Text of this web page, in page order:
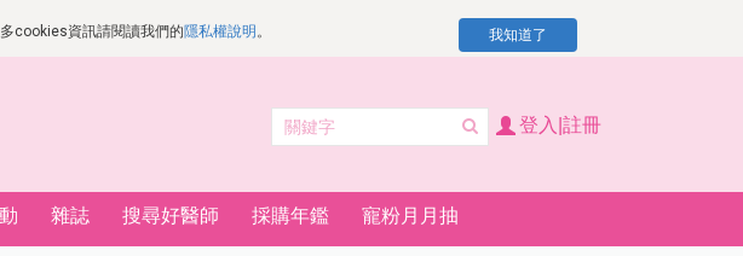
cookies資訊請閱讀我們的隱私權說明 。 我知道了
登入|註冊
雜誌 搜尋好醫師 採購年鑑 寵粉月月抽